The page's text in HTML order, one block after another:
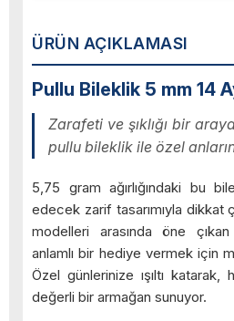
ÜRÜN AÇIKLAMASI
Pullu Bileklik 5 mm 14
Zarafeti ve şıklığı bir
pullu bileklik ile özel
5,75 gram ağırlığındaki bu
edecek zarif tasarımıyla dikkat
modelleri arasında öne
anlamlı bir hediye vermek için
Özel günlerinize ışıltı
değerli bir armağan sunuyor.